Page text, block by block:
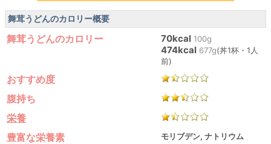
舞茸うどんのカロリー概要
舞茸うどんのカロリー 70kcal 100g
474kcal 677g(丼1杯・1人
前)
おすすめ度
腹持ち
栄養
豊富な栄養素
モリブデン, ナトリウム